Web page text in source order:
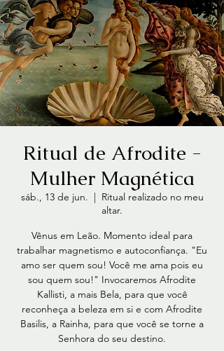
Ritual de Afrodite -
Mulher Magnética
sáb., 13 de jun.
  |
Ritual realizado no meu
altar.
Vênus em Leão. Momento ideal para
trabalhar magnetismo e autoconfiança. "Eu
amo ser quem sou! Você me ama pois eu
sou quem sou!" Invocaremos Afrodite
Kallisti, a mais Bela, para que você
reconheça a beleza em si e com Afrodite
Basilis, a Rainha, para que você se torne a
Senhora do seu destino.